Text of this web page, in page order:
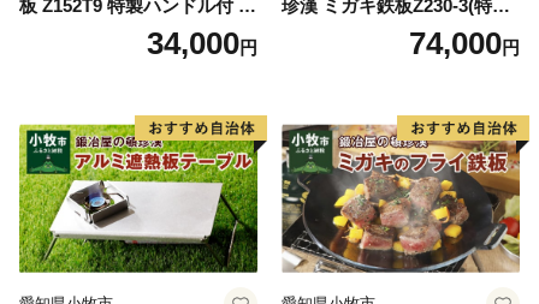
板 Z152T9 特製ハンドル付 鍛
冶屋の頓珍漢 メスティン収
納可能 キャンプ アウトドア
用品 キャンプギア 鉄板料理
日本製 愛知県 送料無料
34,000円
珍漢 ミガキ鉄板Z230-3(特製
ハンドル付)キャンプ アウト
ドア BBQ グランピング 極厚
日本製
74,000円